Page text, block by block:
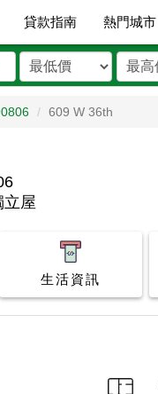
貸款指南 熱門城市
609 W 36th
立屋
生活資訊